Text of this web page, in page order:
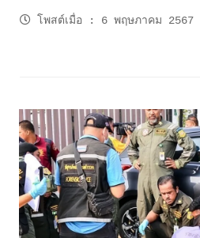
โพสต์เมื่อ : 6 พฤษภาคม 2567